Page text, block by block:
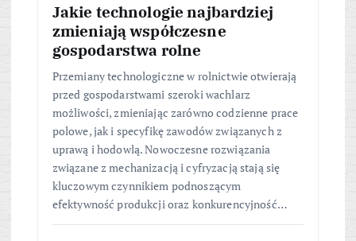
Jakie technologie najbardziej
zmieniają współczesne
gospodarstwa rolne
Przemiany technologiczne w rolnictwie otwierają
przed gospodarstwami szeroki wachlarz
możliwości, zmieniając zarówno codzienne prace
polowe, jak i specyfikę zawodów związanych z
uprawą i hodowlą. Nowoczesne rozwiązania
związane z mechanizacją i cyfryzacją stają się
kluczowym czynnikiem podnoszącym
efektywność produkcji oraz konkurencyjność…